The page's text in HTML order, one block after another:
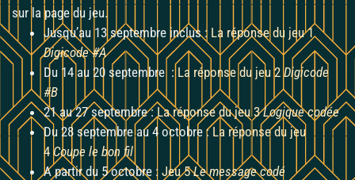
sur la page du jeu.
Jusqu’au 13 septembre inclus : La réponse du jeu 1
Digicode #A
Du 14 au 20 septembre : La réponse du jeu 2 Digicode
#B
21 au 27 septembre : La réponse du jeu 3Logique codée
Du 28 septembre au 4 octobre :La réponse du jeu
4 Coupe le bon fil
A partir du 5 octobre : Jeu 5Le message codé